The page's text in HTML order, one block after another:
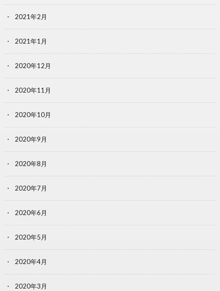
2021年2月
2021年1月
2020年12月
2020年11月
2020年10月
2020年9月
2020年8月
2020年7月
2020年6月
2020年5月
2020年4月
2020年3月